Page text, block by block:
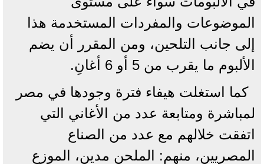
الموضوعات والمفردات المستخدمة هذا
إلى جانب التلحين، ومن المقرر أن يضم
الألبوم ما يقرب من 5 أو 6 أغانِ.
كما استغلت هيفاء فترة وجودها في مصر
لمباشرة ومتابعة عدد من الأغاني التي
اتفقت خلالهم مع عدد من الصناع
المصريين، منهم: الملحن مدين، الموزع